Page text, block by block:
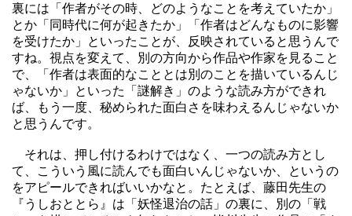
裏には「作者がその時、どのようなことを考えていたか」
とか「同時代に何が起きたか」「作者はどんなものに影響
を受けたか」といったことが、反映されていると思うんで
すね。視点を変えて、別の方向から作品や作家を見ること
で、「作者は表面的なこととは別のことを描いているんじ
ゃないか」といった「謎解き」のような読み方ができれ
ば、もう一度、秘められた面白さを味わえるんじゃないか
と思うんです。
それは、押し付けるわけではなく、一つの読み方とし
て、こういう風に読んでも面白いんじゃないか、というの
をアピールできればいいかなと。たとえば、藤田先生の
『うしおととら』は「妖怪退治の話」の裏に、別の「戦